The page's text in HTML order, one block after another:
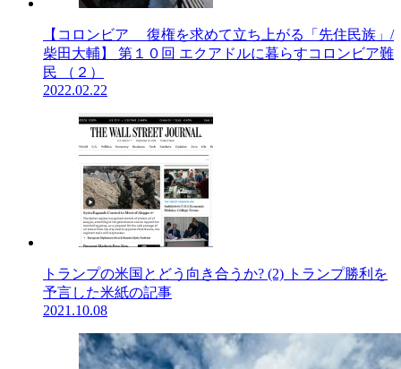
【コロンビア 復権を求めて立ち上がる「先住民族」/
柴田大輔】 第１０回 エクアドルに暮らすコロンビア難
民 （２）
2022.02.22
トランプの米国とどう向き合うか? (2) トランプ勝利を
予言した米紙の記事
2021.10.08